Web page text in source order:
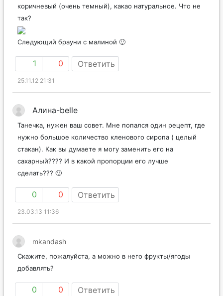
коричневый (очень темный), какао натуральное. Что не
так?
Следующий брауни с малиной 🙂
1 0 Ответить
25.11.12 21:31
Алина-belle
Танечка, нужен ваш совет. Мне попался один рецепт, где
нужно большое количество кленового сиропа ( целый
стакан). Как вы думаете я могу заменить его на
сахарный???? И в какой пропорции его лучше
сделать??? 🙂
0 0 Ответить
23.03.13 11:36
mkandash
Скажите, пожалуйста, а можно в него фрукты/ягоды
добавлять?
0 0 Ответить